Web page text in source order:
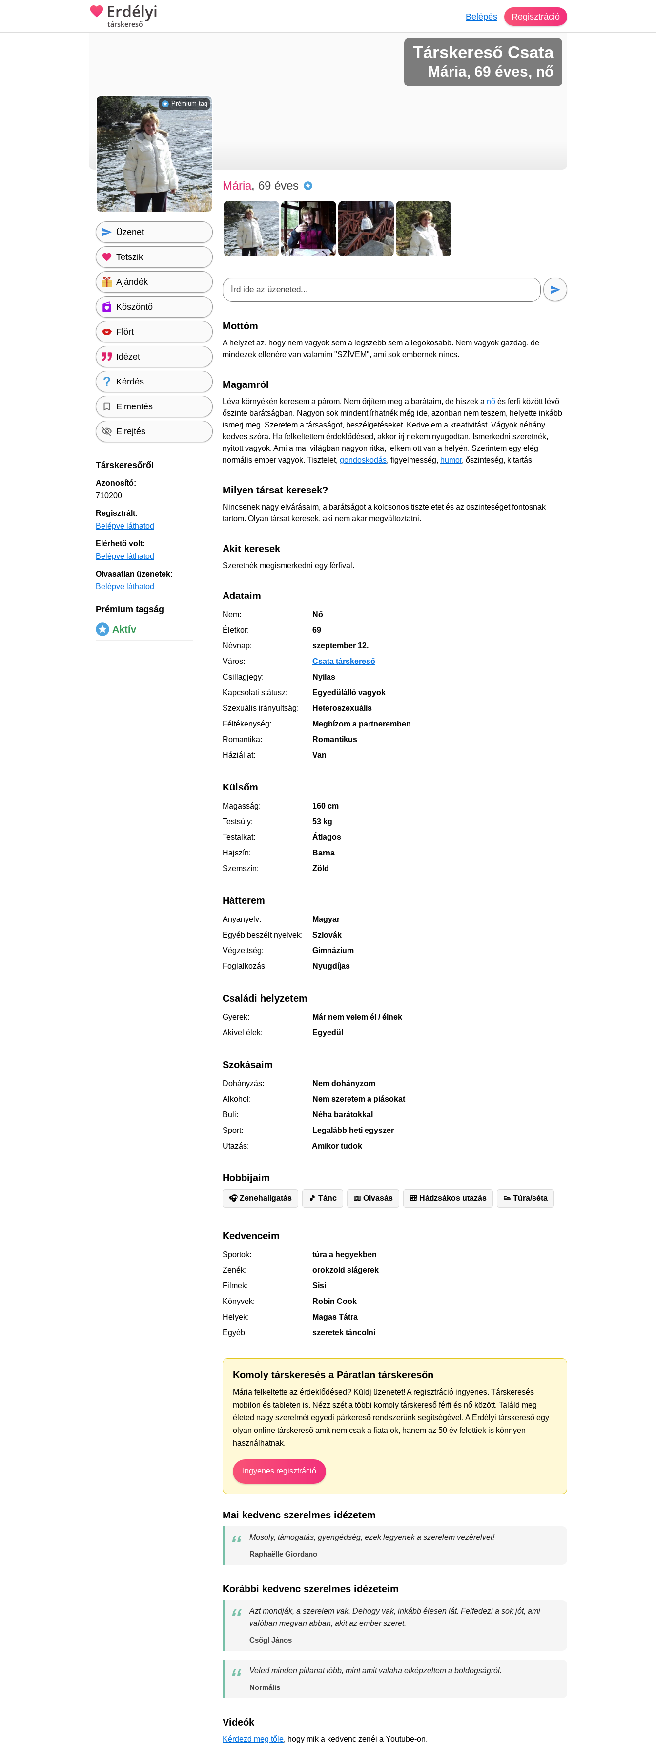
Erdélyi
társkereső
Belépés Regisztráció
Társkereső Csata
Mária, 69 éves, nő
Mária, 69 éves
Mottóm
A helyzet az, hogy nem vagyok sem a legszebb sem a legokosabb. Nem vagyok gazdag, de
mindezek ellenére van valamim "SZÍVEM", ami sok embernek nincs.
Magamról
Léva környékén keresem a párom. Nem őrjítem meg a barátaim, de hiszek a nő és férfi között lévő
őszinte barátságban. Nagyon sok mindent írhatnék még ide, azonban nem teszem, helyette inkább
ismerj meg. Szeretem a társaságot, beszélgetéseket. Kedvelem a kreativitást. Vágyok néhány
kedves szóra. Ha felkeltettem érdeklődésed, akkor írj nekem nyugodtan. Ismerkedni szeretnék,
nyitott vagyok. Ami a mai világban nagyon ritka, lelkem ott van a helyén. Szerintem egy elég
normális ember vagyok. Tisztelet, gondoskodás, figyelmesség, humor, őszinteség, kitartás.
Milyen társat keresek?
Nincsenek nagy elvárásaim, a barátságot a kolcsonos tiszteletet és az oszinteséget fontosnak
tartom. Olyan társat keresek, aki nem akar megváltoztatni.
Akit keresek
Szeretnék megismerkedni egy férfival.
Adataim
Nem:
Nő
Életkor:
69
Névnap:
szeptember 12.
Város:
Csata társkereső
Csillagjegy:
Nyilas
Kapcsolati státusz:
Egyedülálló vagyok
Szexuális irányultság:
Heteroszexuális
Féltékenység:
Megbízom a partneremben
Romantika:
Romantikus
Háziállat:
Van
Külsőm
Magasság:
160 cm
Testsúly:
53 kg
Testalkat:
Átlagos
Hajszín:
Barna
Szemszín:
Zöld
Hátterem
Anyanyelv:
Magyar
Egyéb beszélt nyelvek:
Szlovák
Végzettség:
Gimnázium
Foglalkozás:
Nyugdíjas
Családi helyzetem
Gyerek:
Már nem velem él / élnek
Akivel élek:
Egyedül
Szokásaim
Dohányzás:
Nem dohányzom
Alkohol:
Nem szeretem a piásokat
Buli:
Néha barátokkal
Sport:
Legalább heti egyszer
Utazás:
Amikor tudok
Hobbijaim
🎧 Zenehallgatás 🎵 Tánc 📖 Olvasás 🎒 Hátizsákos utazás 👟 Túra/séta
Kedvenceim
Sportok:
túra a hegyekben
Zenék:
orokzold slágerek
Filmek:
Sisi
Könyvek:
Robin Cook
Helyek:
Magas Tátra
Egyéb:
szeretek táncolni
Komoly társkeresés a Páratlan társkeresőn
Mária felkeltette az érdeklődésed? Küldj üzenetet! A regisztráció ingyenes. Társkeresés
mobilon és tableten is. Nézz szét a többi komoly társkereső férfi és nő között. Találd meg
életed nagy szerelmét egyedi párkereső rendszerünk segítségével. A Erdélyi társkereső egy
olyan online társkereső amit nem csak a fiatalok, hanem az 50 év felettiek is könnyen
használhatnak.
Ingyenes regisztráció
Mai kedvenc szerelmes idézetem
Mosoly, támogatás, gyengédség, ezek legyenek a szerelem vezérelvei!
Raphaëlle Giordano
Korábbi kedvenc szerelmes idézeteim
Azt mondják, a szerelem vak. Dehogy vak, inkább élesen lát. Felfedezi a sok jót, ami
valóban megvan abban, akit az ember szeret.
Csőgl János
Veled minden pillanat több, mint amit valaha elképzeltem a boldogságról.
Normális
Videók
Kérdezd meg tőle, hogy mik a kedvenc zenéi a Youtube-on.
Prémium tag
Üzenet
Tetszik
Ajándék
Köszöntő
Flört
Idézet
Kérdés
Elmentés
Elrejtés
Társkeresőről
Azonosító:
710200
Regisztrált:
Belépve láthatod
Elérhető volt:
Belépve láthatod
Olvasatlan üzenetek:
Belépve láthatod
Prémium tagság
Aktív